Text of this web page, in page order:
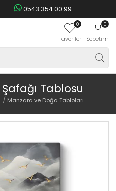
0543 354 00 99
0
Favoriler
0
Sepetim
Tablosu
Manzara ve Doğa Tabloları